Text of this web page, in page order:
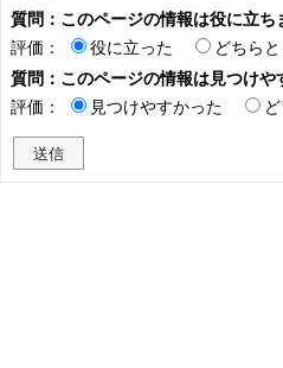
質問：このページの情報は役に立ち
評価：
役に立った どちら
質問：このページの情報は見つけや
評価：
見つけやすかった